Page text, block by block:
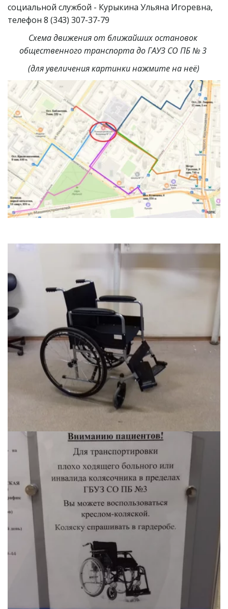
социальной службой - Курыкина Ульяна Игоревна,
телефон 8 (343) 307-37-79
Схема движения от ближайших остановок
общественного транспорта до ГАУЗ СО ПБ № 3
(для увеличения картинки нажмите на неё)